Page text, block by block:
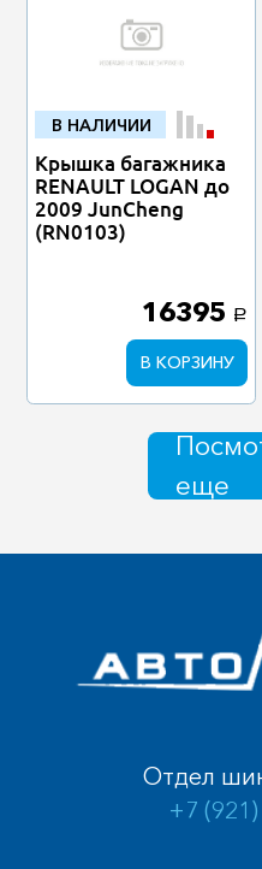
В НАЛИЧИИ
Крышка багажника
RENAULT LOGAN до
2009 JunCheng
(RN0103)
16395 a
В КОРЗИНУ
еще
Отдел
+7